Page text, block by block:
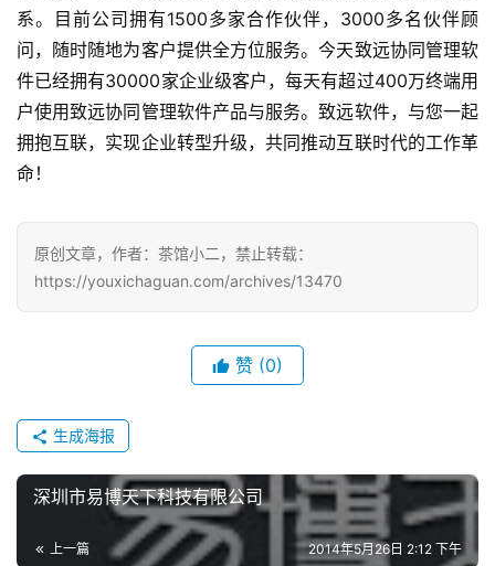
单
机
游
戏
休
闲
戏
0
十
三
届
金
奖
系。目前公司拥有1500多家合作伙伴，3000多名伙伴顾
问，随时随地为客户提供全方位服务。今天致远协同管理软
件已经拥有30000家企业级客户，每天有超过400万终端用
户使用致远协同管理软件产品与服务。致远软件，与您一起
拥抱互联，实现企业转型升级，共同推动互联时代的工作革
命！
原创文章，作者：茶馆小二，禁止转载：
https://youxichaguan.com/archives/13470
赞 (0)
生成海报
深圳市易博天下科技有限公司
上一篇 2014年5月26日 2:12 下午